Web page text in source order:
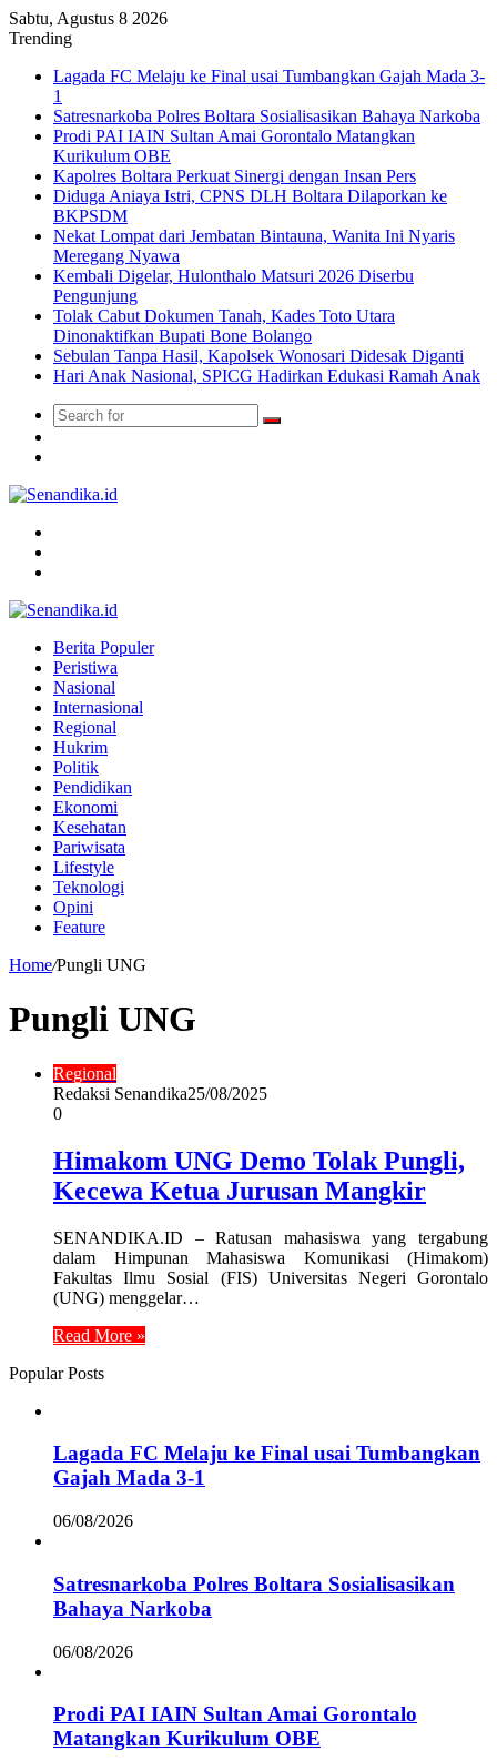
Sabtu, Agustus 8 2026
Trending
Lagada FC Melaju ke Final usai Tumbangkan Gajah Mada 3-
1
Satresnarkoba Polres Boltara Sosialisasikan Bahaya Narkoba
Prodi PAI IAIN Sultan Amai Gorontalo Matangkan
Kurikulum OBE
Kapolres Boltara Perkuat Sinergi dengan Insan Pers
Diduga Aniaya Istri, CPNS DLH Boltara Dilaporkan ke
BKPSDM
Nekat Lompat dari Jembatan Bintauna, Wanita Ini Nyaris
Meregang Nyawa
Kembali Digelar, Hulonthalo Matsuri 2026 Diserbu
Pengunjung
Tolak Cabut Dokumen Tanah, Kades Toto Utara
Dinonaktifkan Bupati Bone Bolango
Sebulan Tanpa Hasil, Kapolsek Wonosari Didesak Diganti
Hari Anak Nasional, SPICG Hadirkan Edukasi Ramah Anak
Search
Berita Populer
Peristiwa
Nasional
Internasional
Regional
Hukrim
Politik
Pendidikan
Ekonomi
Kesehatan
Pariwisata
Lifestyle
Teknologi
Opini
Feature
Home/Pungli UNG
Pungli UNG
Regional
Redaksi Senandika25/08/2025
0
Himakom UNG Demo Tolak Pungli,
Kecewa Ketua Jurusan Mangkir
SENANDIKA.ID – Ratusan mahasiswa yang tergabung
dalam Himpunan Mahasiswa Komunikasi (Himakom)
Fakultas Ilmu Sosial (FIS) Universitas Negeri Gorontalo
(UNG) menggelar…
Read More »
Popular Posts
Lagada FC Melaju ke Final usai Tumbangkan
Gajah Mada 3-1
06/08/2026
Satresnarkoba Polres Boltara Sosialisasikan
Bahaya Narkoba
06/08/2026
Prodi PAI IAIN Sultan Amai Gorontalo
Matangkan Kurikulum OBE